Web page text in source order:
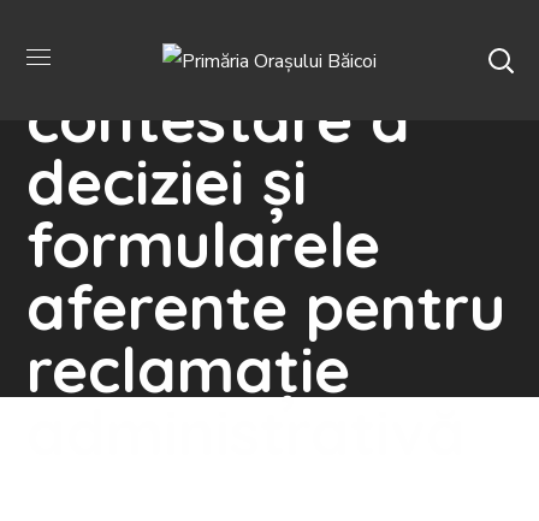
Modalitatea de
contestare a
deciziei și
formularele
aferente pentru
reclamație